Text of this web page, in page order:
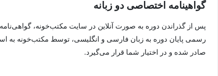
این ابزارها و نحوه تأثیر آن‌ها بر بازارهای سرمایه به دقت بررسی
پویایی‌ها و پیچیدگی‌های این بازارها کسب کنند. علاوه بر این، نقش
تأثیر آن‌ها بر عملکرد بازار نیز مورد بحث قرار می‌گیرد. این دوره
از ساختار و عملکرد بازارهای سرمایه، توانایی تحلیل و تصمیم‌گیری در
گواهینامه اختصاصی دو زبانه
پس از گذراندن دوره به صورت آنلاین در سایت مکتب‌خونه، گواهی‌نامه
رسمی پایان دوره به زبان فارسی و انگلیسی، توسط مکتب‌خونه به
صادر شده و در اختیار شما قرار می‌گیرد.